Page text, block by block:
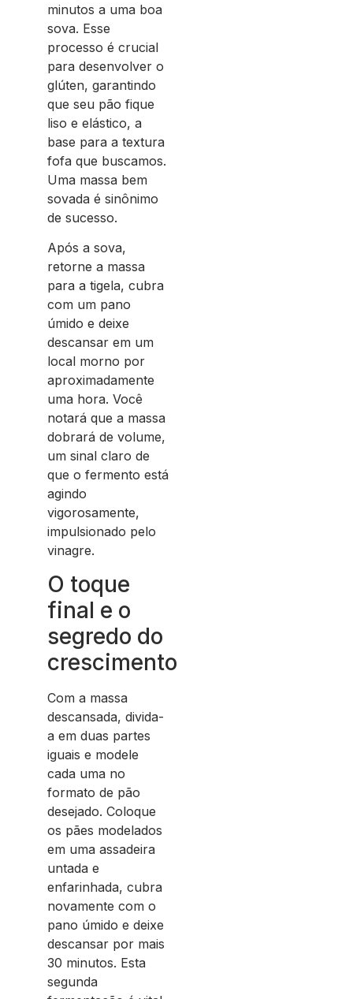
minutos a uma boa
sova. Esse
processo é crucial
para desenvolver o
glúten, garantindo
que seu pão fique
liso e elástico, a
base para a textura
fofa que buscamos.
Uma massa bem
sovada é sinônimo
de sucesso.
Após a sova,
retorne a massa
para a tigela, cubra
com um pano
úmido e deixe
descansar em um
local morno por
aproximadamente
uma hora. Você
notará que a massa
dobrará de volume,
um sinal claro de
que o fermento está
agindo
vigorosamente,
impulsionado pelo
vinagre.
O toque
final e o
segredo do
crescimento
Com a massa
descansada, divida-
a em duas partes
iguais e modele
cada uma no
formato de pão
desejado. Coloque
os pães modelados
em uma assadeira
untada e
enfarinhada, cubra
novamente com o
pano úmido e deixe
descansar por mais
30 minutos. Esta
segunda